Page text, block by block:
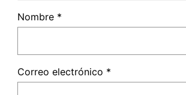
Nombre *
Correo electrónico *